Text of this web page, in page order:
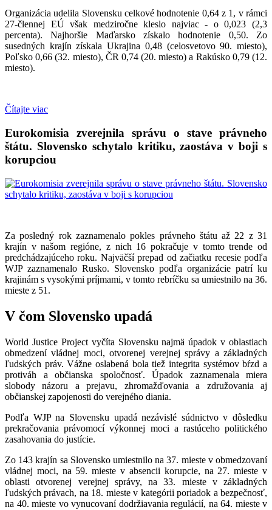
Organizácia udelila Slovensku celkové hodnotenie 0,64 z 1, v rámci
27-člennej EÚ však medziročne kleslo najviac - o 0,023 (2,3
percenta). Najhoršie Maďarsko získalo hodnotenie 0,50. Zo
susedných krajín získala Ukrajina 0,48 (celosvetovo 90. miesto),
Poľsko 0,66 (32. miesto), ČR 0,74 (20. miesto) a Rakúsko 0,79 (12.
miesto).
Čítajte viac
Eurokomisia zverejnila správu o stave právneho
štátu. Slovensko schytalo kritiku, zaostáva v boji s
korupciou
Za posledný rok zaznamenalo pokles právneho štátu až 22 z 31
krajín v našom regióne, z nich 16 pokračuje v tomto trende od
predchádzajúceho roku. Najväčší prepad od začiatku recesie podľa
WJP zaznamenalo Rusko. Slovensko podľa organizácie patrí ku
krajinám s vysokými príjmami, v tomto rebríčku sa umiestnilo na 36.
mieste z 51.
V čom Slovensko upadá
World Justice Project vyčíta Slovensku najmä úpadok v oblastiach
obmedzení vládnej moci, otvorenej verejnej správy a základných
ľudských práv. Vážne oslabená bola tiež integrita systémov bŕzd a
protiváh a občianska spoločnosť. Úpadok zaznamenala miera
slobody názoru a prejavu, zhromažďovania a združovania aj
občianskej zapojenosti do verejného diania.
Podľa WJP na Slovensku upadá nezávislé súdnictvo v dôsledku
prekračovania právomocí výkonnej moci a rastúceho politického
zasahovania do justície.
Zo 143 krajín sa Slovensko umiestnilo na 37. mieste v obmedzovaní
vládnej moci, na 59. mieste v absencii korupcie, na 27. mieste v
oblasti otvorenej verejnej správy, na 33. mieste v základných
ľudských právach, na 18. mieste v kategórii poriadok a bezpečnosť,
na 40. mieste vo vynucovaní dodržiavania regulácií, na 64. mieste v